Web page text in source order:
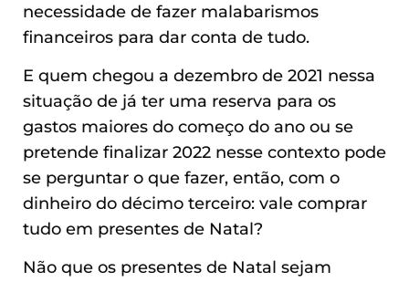
necessidade de fazer malabarismos
financeiros para dar conta de tudo.
E quem chegou a dezembro de 2021 nessa
situação de já ter uma reserva para os
gastos maiores do começo do ano ou se
pretende finalizar 2022 nesse contexto pode
se perguntar o que fazer, então, com o
dinheiro do décimo terceiro: vale comprar
tudo em presentes de Natal?
Não que os presentes de Natal sejam